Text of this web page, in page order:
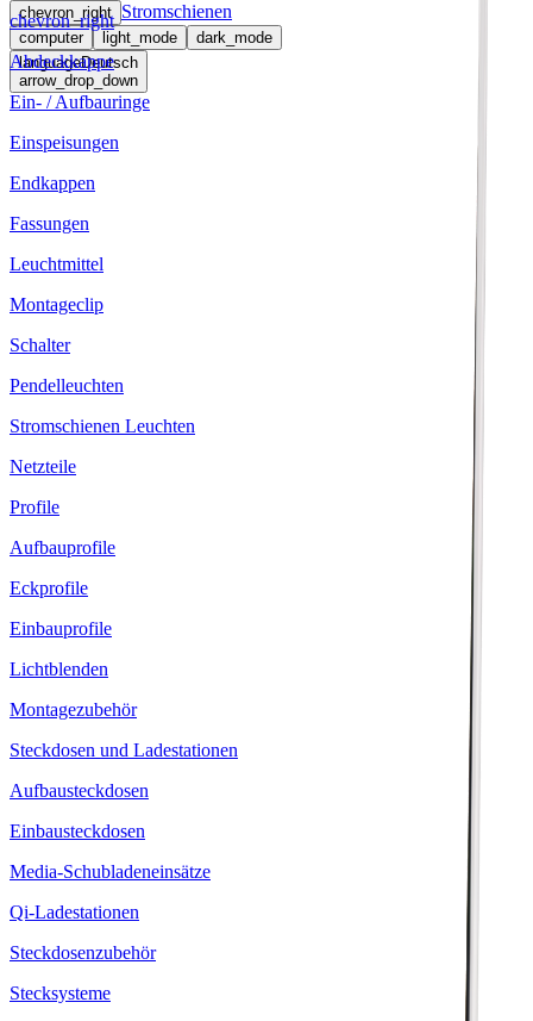
chevron_right Stromschienen
computer light_mode
dark_mode
languageDeutsch
arrow_drop_down
chevron_right
Abdeckkappe
Ein- / Aufbauringe
Einspeisungen
Endkappen
Fassungen
Leuchtmittel
Montageclip
Schalter
Pendelleuchten
Stromschienen Leuchten
Netzteile
Profile
Aufbauprofile
Eckprofile
Einbauprofile
Lichtblenden
Montagezubehör
Steckdosen und Ladestationen
Aufbausteckdosen
Einbausteckdosen
Media-Schubladeneinsätze
Qi-Ladestationen
Steckdosenzubehör
Stecksysteme